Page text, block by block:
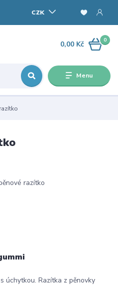
Menu
CZK
0
0,00 Kč
úchytkou. Razítka z pěnovky